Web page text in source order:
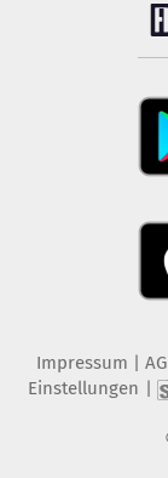
Impressum
Einstellungen